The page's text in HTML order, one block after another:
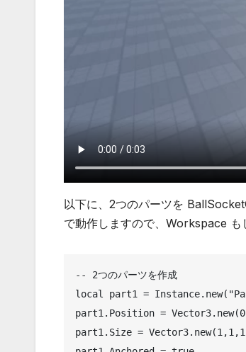
以下に、2つのパーツを
で動作しますので、Workspace
-- 2つのパーツを作成
local part1 =
part1.Position =
part1.Size =